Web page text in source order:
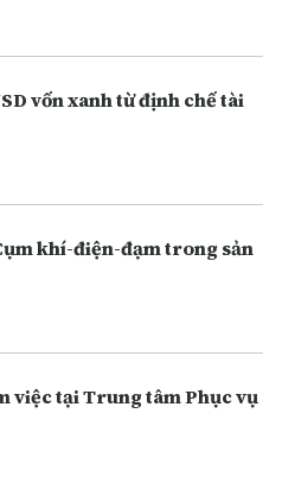
vốn xanh từ định chế tài
khí-điện-đạm trong sản
việc tại Trung tâm Phục vụ